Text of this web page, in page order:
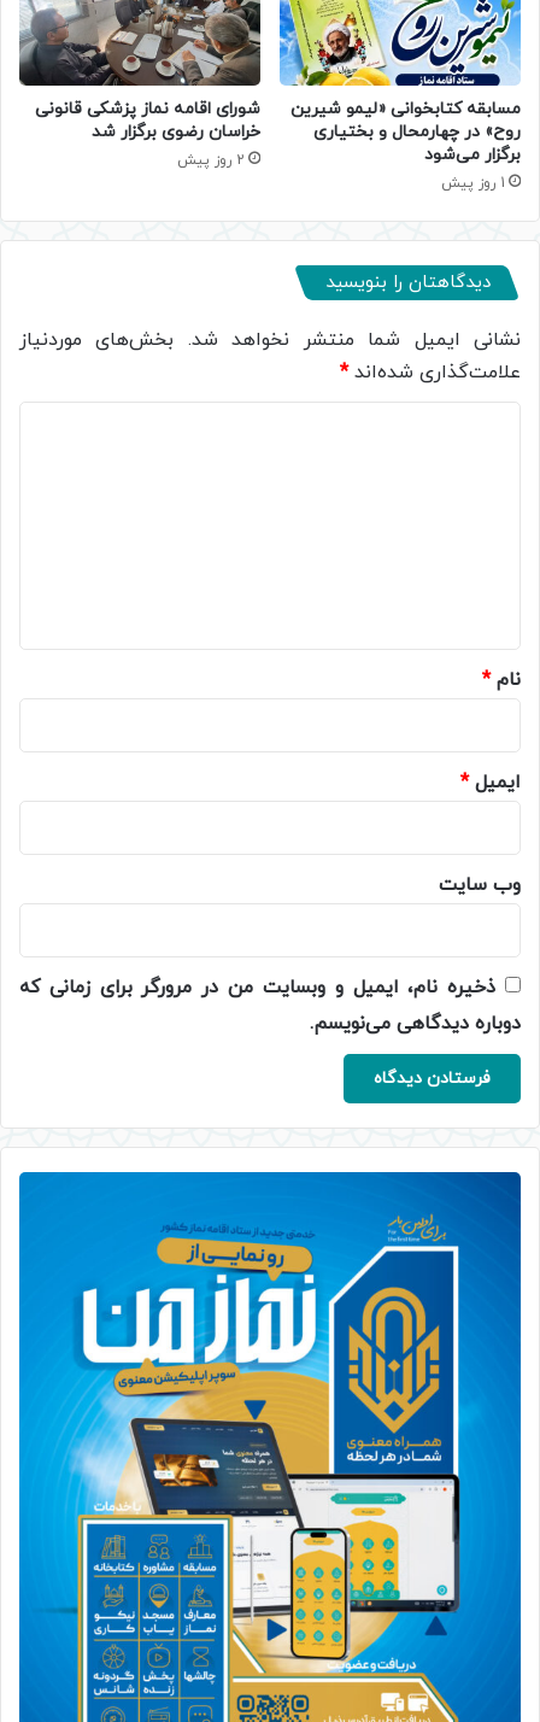
مسابقه کتابخوانی «لیمو شیرین
روح» در چهارمحال و بختیاری
برگزار می‌شود
1 روز پیش
شورای اقامه نماز پزشکی قانونی
خراسان رضوی برگزار شد
2 روز پیش
دیدگاهتان را بنویسید
نشانی ایمیل شما منتشر نخواهد شد. بخش‌های موردنیاز
علامت‌گذاری شده‌اند*
نام*
ایمیل*
وب‌ سایت
ذخیره نام، ایمیل و وبسایت من در مرورگر برای زمانی که
دوباره دیدگاهی می‌نویسم.